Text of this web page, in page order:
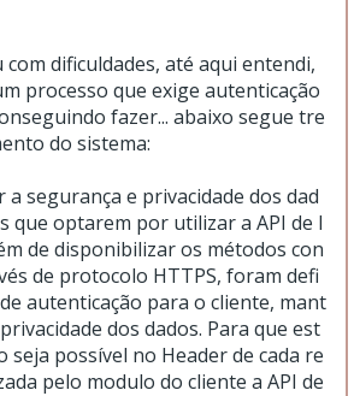
com dificuldades, até aqui entendi,
processo que exige autenticação
fazer... abaixo segue tre
do sistema:
segurança e privacidade dos dad
que optarem por utilizar a API de I
de disponibilizar os métodos con
de protocolo HTTPS, foram defi
autenticação para o cliente, mant
dos dados. Para que est
seja possível no Header de cada re
pelo modulo do cliente a API de